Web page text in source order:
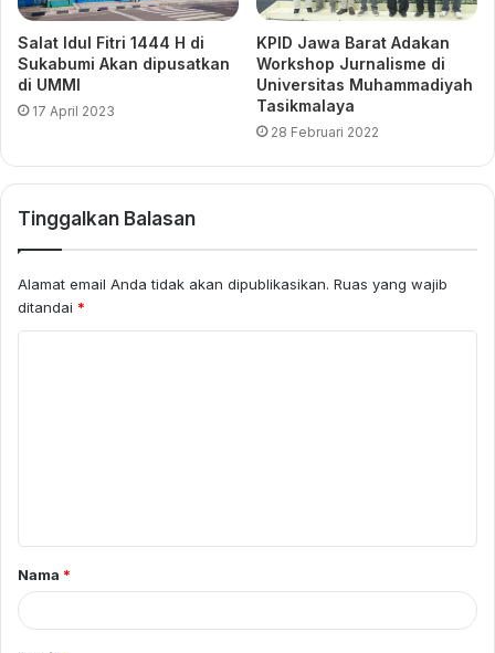
Salat Idul Fitri 1444 H di
Sukabumi Akan dipusatkan
di UMMI
17 April 2023
KPID Jawa Barat Adakan
Workshop Jurnalisme di
Universitas Muhammadiyah
Tasikmalaya
28 Februari 2022
Tinggalkan Balasan
Alamat email Anda tidak akan dipublikasikan. Ruas yang wajib
ditandai *
a
r
Nama *